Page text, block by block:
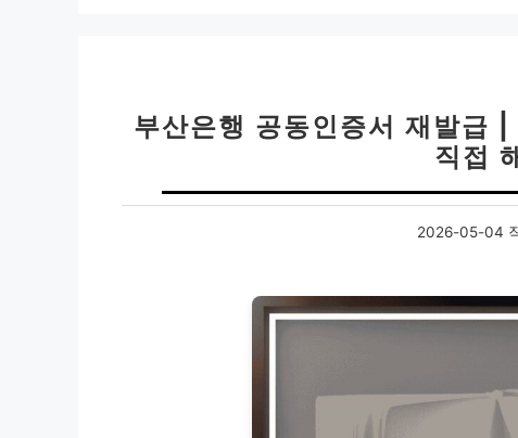
부산은행 공동인증서 재발급
직접
2026-05-04